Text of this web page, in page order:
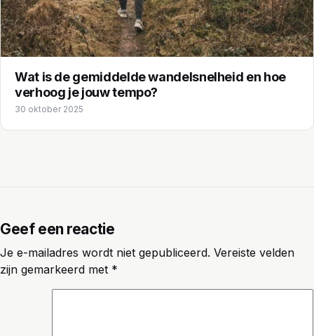
Wat is de gemiddelde wandelsnelheid en hoe
verhoog je jouw tempo?
30 oktober 2025
Geef een reactie
Je e-mailadres wordt niet gepubliceerd. Vereiste velden
zijn gemarkeerd met *